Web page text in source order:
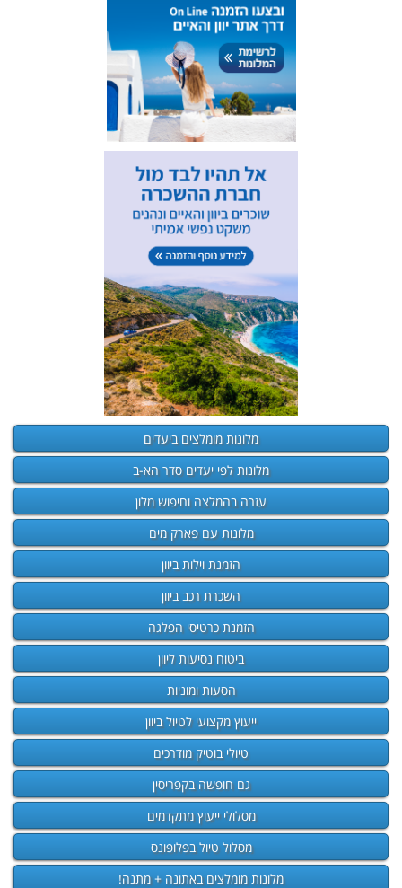
מלונות מומלצים ביעדים
מלונות לפי יעדים סדר הא-ב
עזרה בהמלצה וחיפוש מלון
מלונות עם פארק מים
הזמנת וילות ביוון
השכרת רכב ביוון
הזמנת כרטיסי הפלגה
ביטוח נסיעות ליוון
הסעות ומוניות
ייעוץ מקצועי לטיול ביוון
טיולי בוטיק מודרכים
גם חופשה בקפריסין
מסלולי ייעוץ מתקדמים
מסלול טיול בפלופונס
מלונות מומלצים באתונה + מתנה!